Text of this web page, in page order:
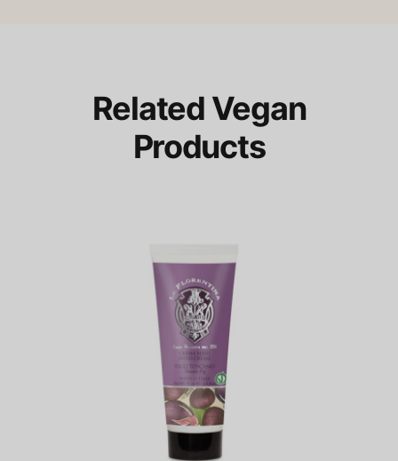
Related Vegan
Products